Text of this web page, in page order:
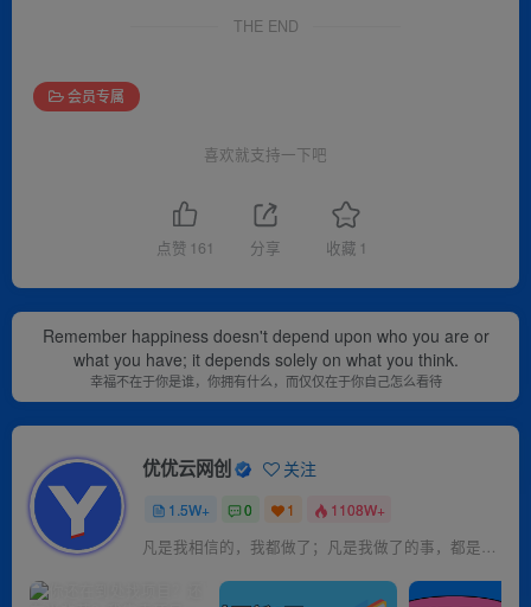
THE END
会员专属
喜欢就支持一下吧
点赞 161 分享 收藏 1
Remember happiness doesn't depend upon who you are or
what you have; it depends solely on what you think.
幸福不在于你是谁，你拥有什么，而仅仅在于你自己怎么看待
优优云网创 关注
1.5W+ 0 1 1108W+
凡是我相信的，我都做了；凡是我做了的事，都是全身心地投入去做的